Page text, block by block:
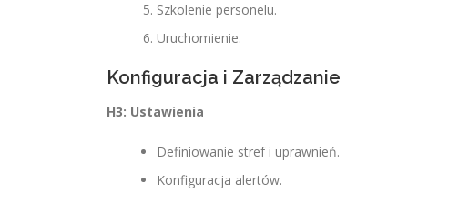
Szkolenie personelu.
Uruchomienie.
Konfiguracja i Zarządzanie
H3: Ustawienia
Definiowanie stref i uprawnień.
Konfiguracja alertów.